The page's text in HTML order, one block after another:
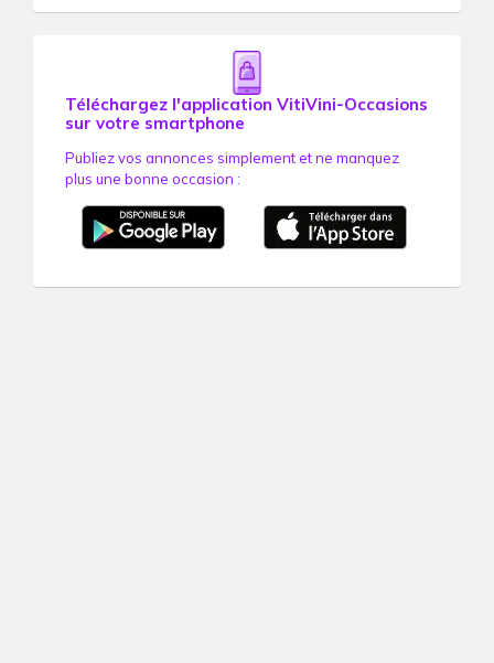
Téléchargez l'application VitiVini-Occasions
sur votre smartphone
Publiez vos annonces simplement et ne manquez
plus une bonne occasion :